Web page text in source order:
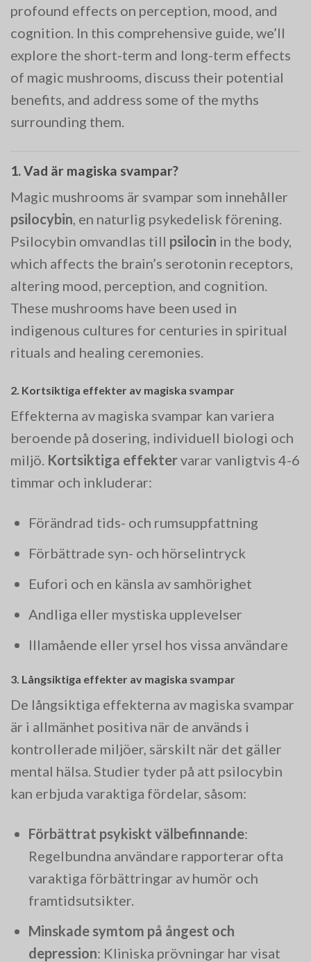
profound effects on perception, mood, and
cognition. In this comprehensive guide, we’ll
explore the short-term and long-term effects
of magic mushrooms, discuss their potential
benefits, and address some of the myths
surrounding them.
1. Vad är magiska svampar?
Magic mushrooms är svampar som innehåller
psilocybin, en naturlig psykedelisk förening.
Psilocybin omvandlas till psilocin in the body,
which affects the brain’s serotonin receptors,
altering mood, perception, and cognition.
These mushrooms have been used in
indigenous cultures for centuries in spiritual
rituals and healing ceremonies.
2. Kortsiktiga effekter av magiska svampar
Effekterna av magiska svampar kan variera
beroende på dosering, individuell biologi och
miljö. Kortsiktiga effektervarar vanligtvis 4-6
timmar och inkluderar:
Förändrad tids- och rumsuppfattning
Förbättrade syn- och hörselintryck
Eufori och en känsla av samhörighet
Andliga eller mystiska upplevelser
Illamående eller yrsel hos vissa användare
3. Långsiktiga effekter av magiska svampar
De långsiktiga effekterna av magiska svampar
är i allmänhet positiva när de används i
kontrollerade miljöer, särskilt när det gäller
mental hälsa. Studier tyder på att psilocybin
kan erbjuda varaktiga fördelar, såsom:
Förbättrat psykiskt välbefinnande:
Regelbundna användare rapporterar ofta
varaktiga förbättringar av humör och
framtidsutsikter.
Minskade symtom på ångest och
depression: Kliniska prövningar har visat